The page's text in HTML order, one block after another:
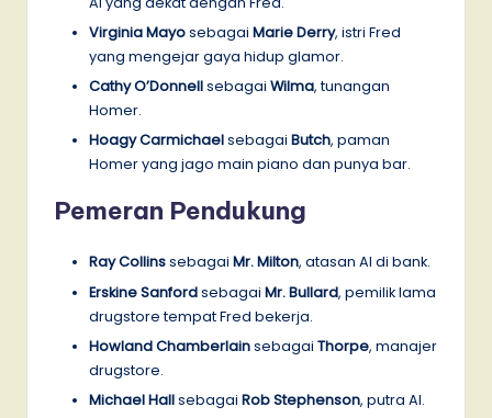
Virginia Mayosebagai Marie Derry, istri Fred
yang mengejar gaya hidup glamor.
Cathy O’Donnellsebagai Wilma, tunangan
Homer.
Hoagy Carmichaelsebagai Butch, paman
Homer yang jago main piano dan punya bar.
Pemeran Pendukung
Ray Collinssebagai Mr. Milton, atasan Al di bank.
Erskine Sanfordsebagai Mr. Bullard, pemilik lama
drugstore tempat Fred bekerja.
Howland Chamberlainsebagai Thorpe, manajer
drugstore.
Michael Hallsebagai Rob Stephenson, putra Al.